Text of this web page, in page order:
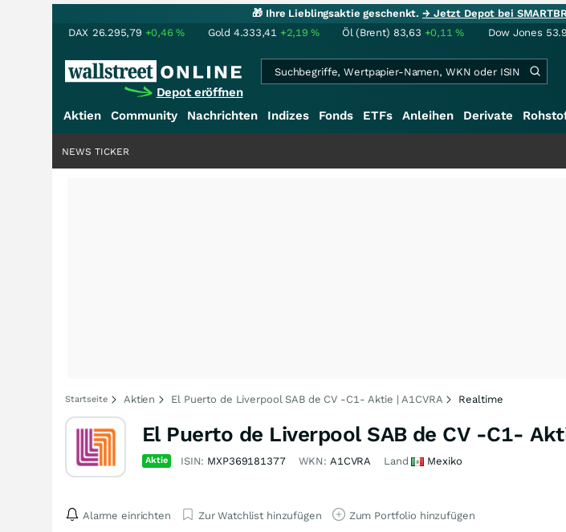
🎁 Ihre Lieblingsaktie geschenkt.→ Jetzt Depot bei
DAX 26.295,79 +0,46% Gold 4.333,41 +2,19% Öl (Brent) 83,63 +0,11% Dow Jones
Depot eröffnen
Aktien Community Nachrichten Indizes Fonds ETFs Anleihen Derivate
NEWS TICKER
Startseite Aktien El Puerto de Liverpool SAB de CV -C1- Aktie | A1CVRA Realtime
El Puerto de Liverpool SAB de CV -C1-
Aktie ISIN: MXP369181377 WKN: A1CVRA Land Mexiko
Alarme einrichten Zur Watchlist hinzufügen Zum Portfolio hinzufügen